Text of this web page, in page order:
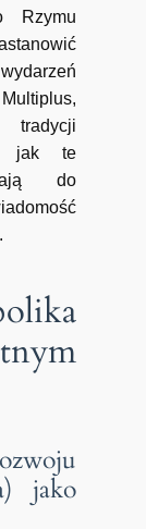
Rzymu
tradycji
jak te
do
jako